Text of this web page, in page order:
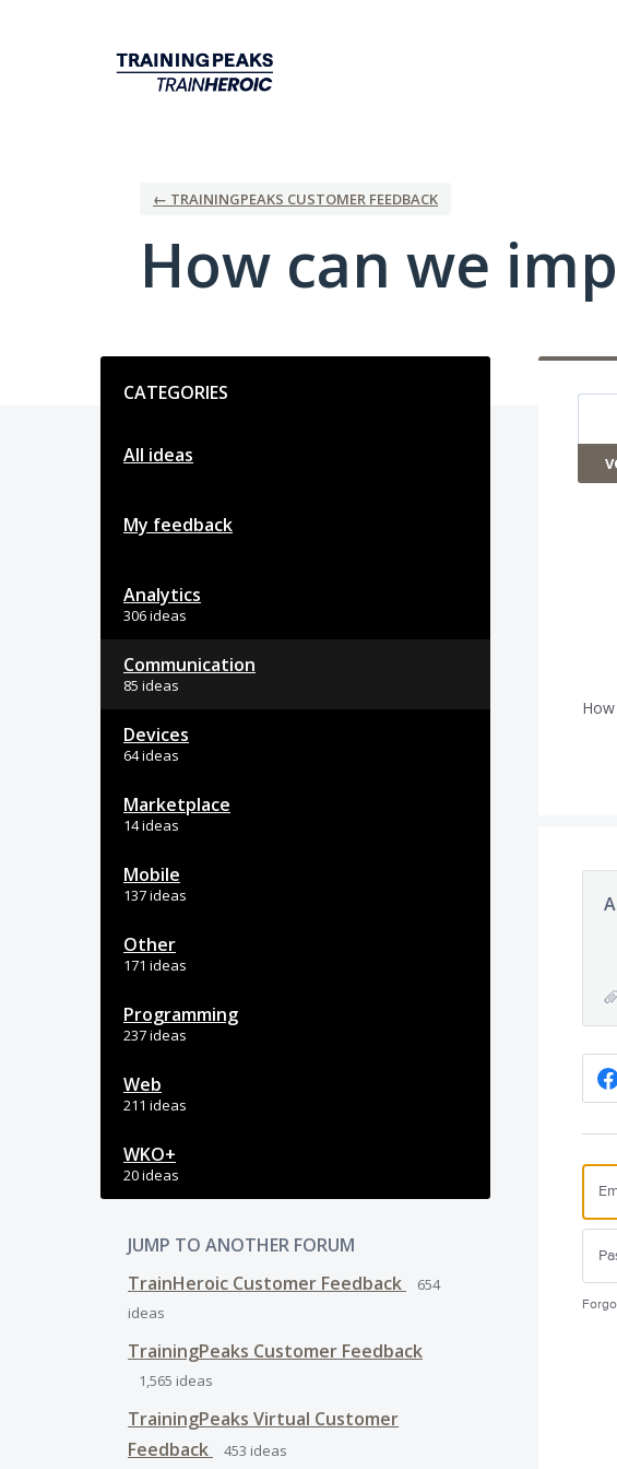
← TRAININGPEAKS CUSTOMER FEEDBACK
How can we
CATEGORIES
All ideas
My feedback
Analytics
306 ideas
Communication
85 ideas
Devices
64 ideas
Marketplace
14 ideas
Mobile
137 ideas
Other
171 ideas
Programming
237 ideas
Web
211 ideas
WKO+
20 ideas
JUMP TO ANOTHER FORUM
TrainHeroic Customer Feedback
654
ideas
TrainingPeaks Customer Feedback
1,565 ideas
TrainingPeaks Virtual Customer
Feedback
453 ideas